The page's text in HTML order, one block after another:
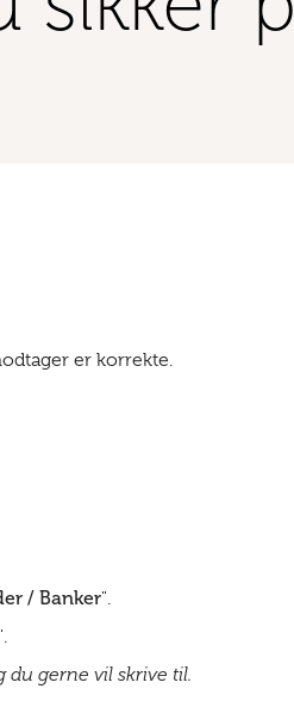
er korrekte.
/ Banker".
".
du gerne vil skrive til.